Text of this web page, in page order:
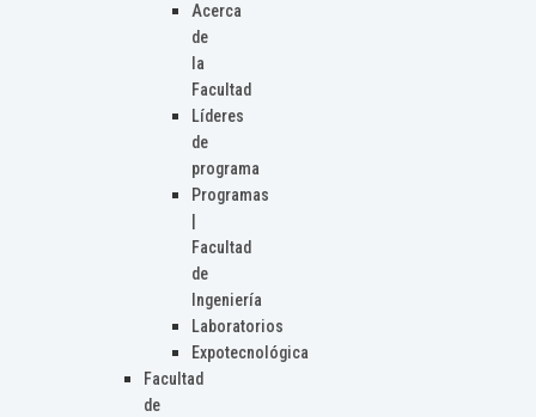
Acerca
de
la
Facultad
Líderes
de
programa
Programas
Facultad
de
Ingeniería
Laboratorios
Expotecnológica
Facultad
de